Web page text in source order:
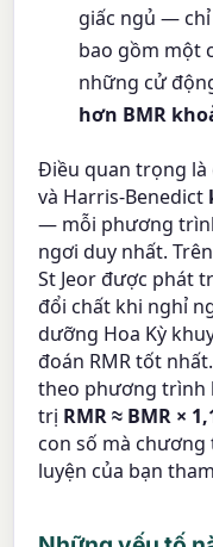
giấc ngủ — chỉ
bao gồm một
những cử
hơn BMR
Điều quan trọng là
và Harris-Benedict
— mỗi phương
ngơi duy nhất.
St Jeor được phát
đổi chất khi nghỉ
dưỡng Hoa Kỳ
đoán RMR tốt
theo phương trình
trị RMR ≈ BMR ×
con số mà
luyện của bạn